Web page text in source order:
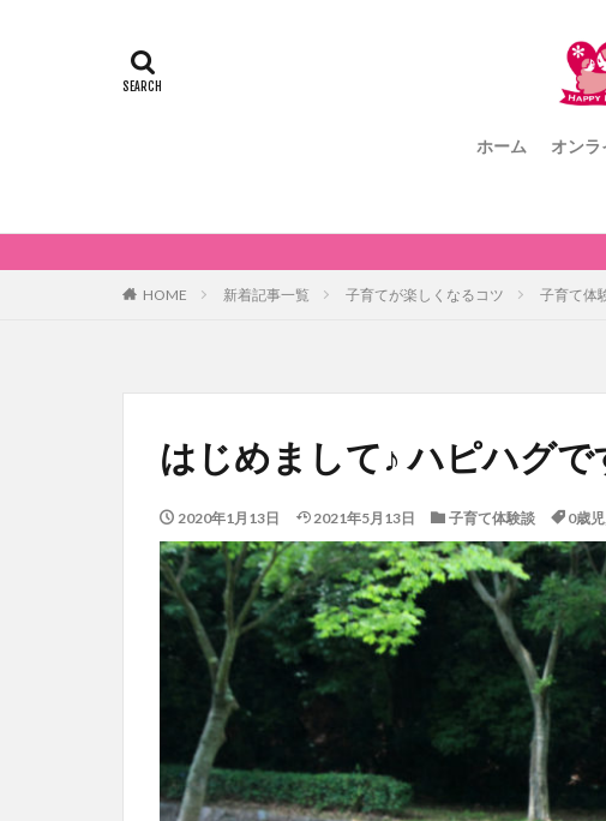
ホーム オンラ
HOME 新着記事一覧 子育てが楽しくなるコツ 子育て体
はじめまして♪ ハピハグで
2020年1月13日 2021年5月13日 子育て体験談 0歳児,